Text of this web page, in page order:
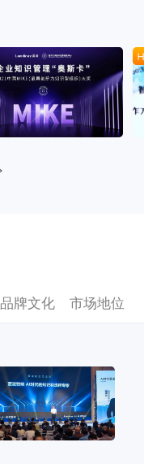
品牌文化 市场地位